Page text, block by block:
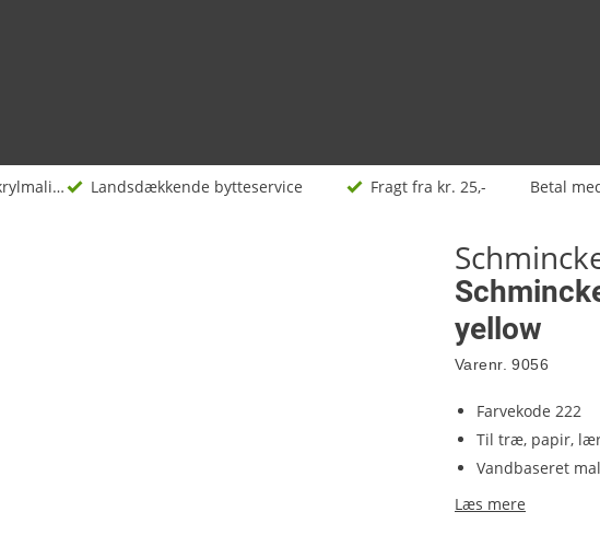
Akrylmaling Landsdækkende bytteservice Fragt fra kr. 25,- Betal
yellow
Varenr. 9056
Farvekode 222
Til træ, papir,
Vandbaseret
Læs mere